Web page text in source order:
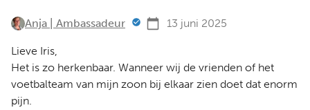
Anja | Ambassadeur 13 juni 2025
Lieve Iris,
Het is zo herkenbaar. Wanneer wij de vrienden of het
voetbalteam van mijn zoon bij elkaar zien doet dat enorm
pijn.